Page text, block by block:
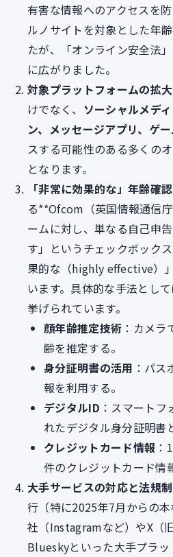
有害な情報へのアクセスを
ルノサイトを対象とした年
たが、「オンライン安全法
に広がりました。
対象プラットフォームの拡大
けでなく、 ソーシャルメデ
ン、メッセージアプリ、ゲ
スする可能性のある多くの
となります。
「非常に効果的な」年齢確
る**Ofcom（英国情報通信
ームに対し、単なる自己申
す」というチェックボック
果的な（highly effective）
います。具体的な手法とし
挙げられています。
顔年齢推定技術 ：カメラ
齢を推定する。
身分証明書の活用 ：パ
報を利用する。
デジタルID ：スマート
れたデジタル身分証明書
クレジットカード情報 ：
件のクレジットカード情
大手サービスの対応と法規
行（特に2025年7月からの
社（Instagramなど）やX（
Blueskyといった大手プラ